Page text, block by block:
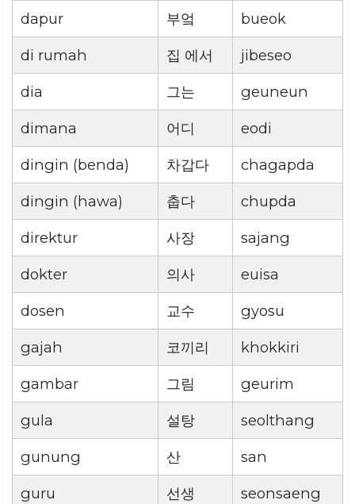
dapur
부엌
bueok
di rumah
집 에서
jibeseo
dia
그는
geuneun
dimana
어디
eodi
dingin (benda)
차갑다
chagapda
dingin (hawa)
춥다
chupda
direktur
사장
sajang
dokter
의사
euisa
dosen
교수
gyosu
gajah
코끼리
khokkiri
gambar
그림
geurim
gula
설탕
seolthang
gunung
산
san
guru
선생 seonsaeng